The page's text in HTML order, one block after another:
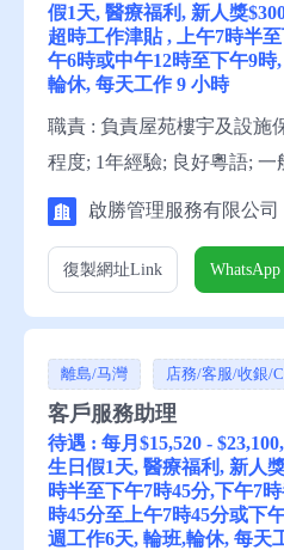
假1天, 醫療福利, 新人獎
超時工作津貼 , 上午7時半
午6時或中午12時至下午9
輪休, 每天工作 9 小時
職責 : 負責屋苑樓宇及設施
程度; 1年經驗; 良好粵語;
寫中文; 略懂讀寫英文; 具有
$21,000 - $23,000, 有雙糧,
啟勝管理服務有限公司
復製網址Link WhatsApp
離島/马灣 店務/客服/收銀/
客戶服務助理
待遇 : 每月$15,520 -
生日假1天, 醫療福利, 新人
時半至下午7時45分,下午7
時45分至上午7時45分或下
週工作6天, 輪班,輪休, 每天